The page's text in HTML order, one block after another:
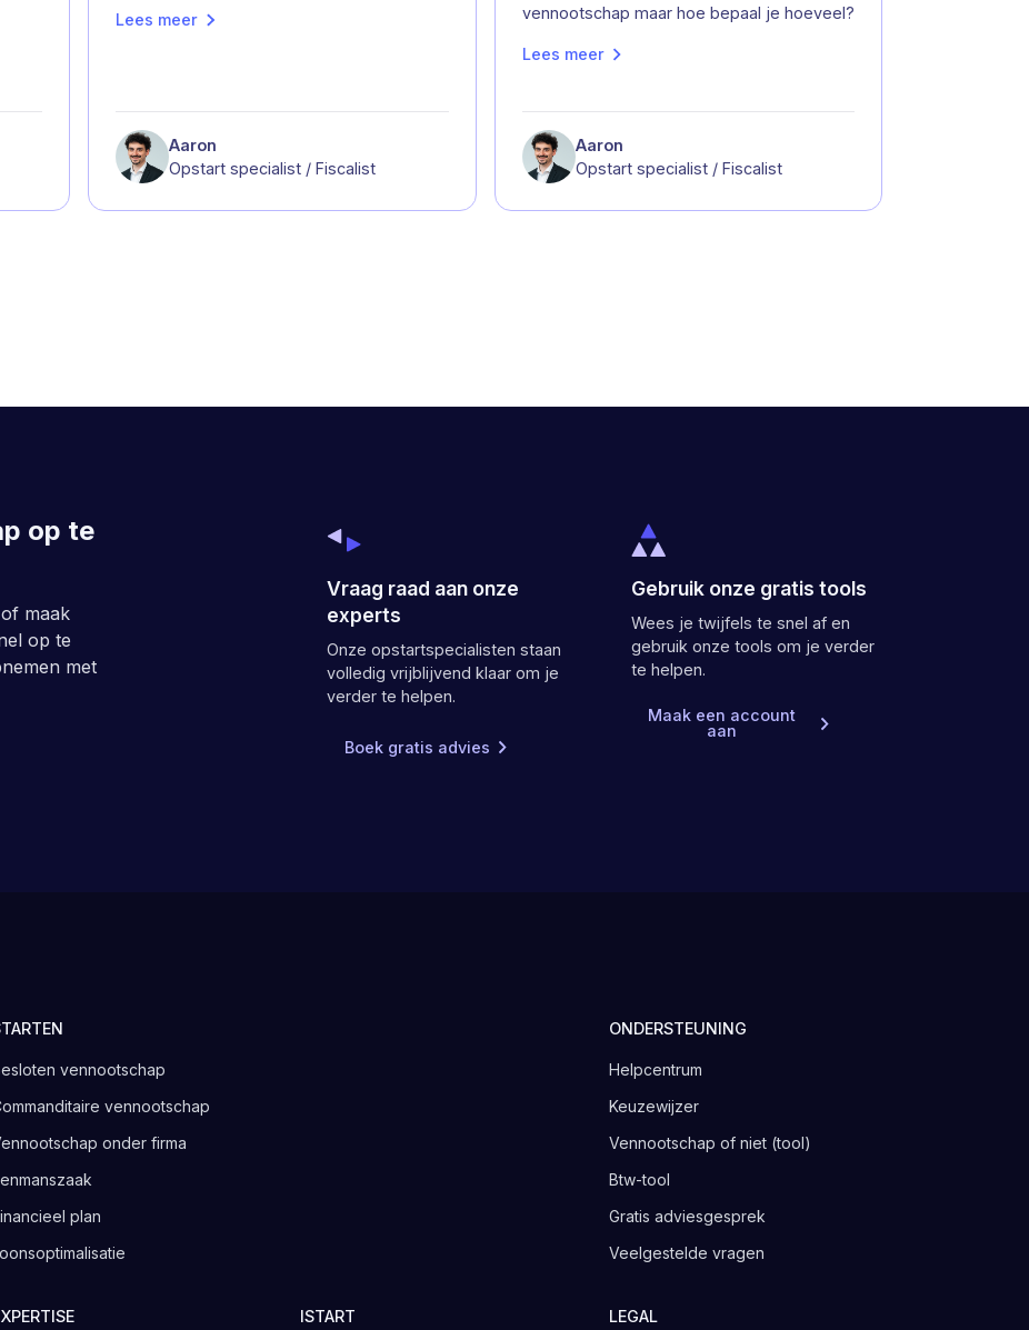
Lees meer
Aaron
Opstart specialist / Fiscalist
vennootschap maar hoe bepaal je hoeveel?
Lees meer
Aaron
Opstart specialist / Fiscalist
op te
of maak
op te
met
Vraag raad aan onze
experts
Onze opstartspecialisten staan
volledig vrijblijvend klaar om je
verder te helpen.
Boek gratis advies
Gebruik onze gratis tools
Wees je twijfels te snel af en
gebruik onze tools om je verder
te helpen.
Maak een account
aan
vennootschap
vennootschap
onder firma
plan
ONDERSTEUNING
Helpcentrum
Keuzewijzer
Vennootschap of niet (tool)
Btw-tool
Gratis adviesgesprek
Veelgestelde vragen
ISTART LEGAL